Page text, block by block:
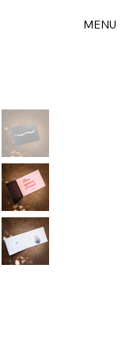
MENU